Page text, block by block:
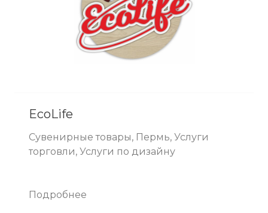
EcoLife
Сувенирные товары, Пермь, Услуги
торговли, Услуги по дизайну
Подробнее